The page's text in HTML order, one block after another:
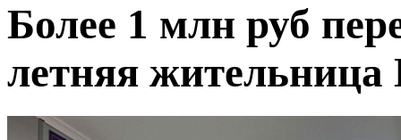
Более 1 млн руб
летняя жительница